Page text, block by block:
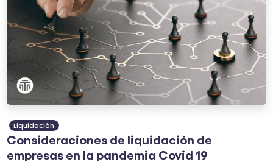
Liquidación
Consideraciones de liquidación de
empresas en la pandemia Covid 19